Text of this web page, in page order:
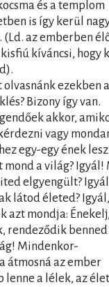
és a templom
is így kerül
(Ld. az emberben
kíváncsi, hogy
ezekben a
Bizony így van.
akkor,
vagy
egy-egy ének
mond a világ? Igyál!
elgyengült?
látod életed? Igyál,
azt mondja:
rendeződik benned
Mindenkor-
átmosná az ember
lenne a lélek, az élet